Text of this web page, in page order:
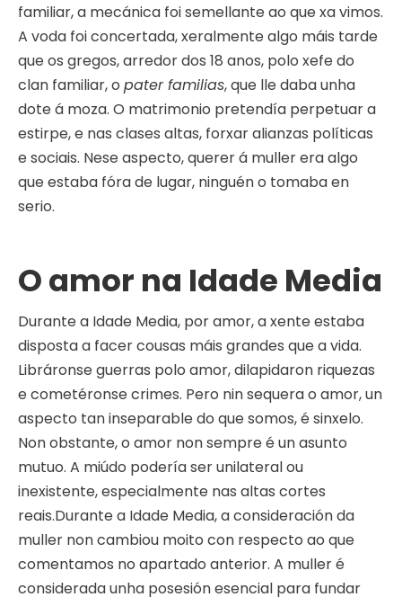
familiar, a mecánica foi semellante ao que xa vimos.
A voda foi concertada, xeralmente algo máis tarde
que os gregos, arredor dos 18 anos, polo xefe do
clan familiar, o pater familias, que lle daba unha
dote á moza. O matrimonio pretendía perpetuar a
estirpe, e nas clases altas, forxar alianzas políticas
e sociais. Nese aspecto, querer á muller era algo
que estaba fóra de lugar, ninguén o tomaba en
serio.
O amor na Idade Media
Durante a Idade Media, por amor, a xente estaba
disposta a facer cousas máis grandes que a vida.
Libráronse guerras polo amor, dilapidaron riquezas
e cometéronse crimes. Pero nin sequera o amor, un
aspecto tan inseparable do que somos, é sinxelo.
Non obstante, o amor non sempre é un asunto
mutuo. A miúdo podería ser unilateral ou
inexistente, especialmente nas altas cortes
reais.Durante a Idade Media, a consideración da
muller non cambiou moito con respecto ao que
comentamos no apartado anterior. A muller é
considerada unha posesión esencial para fundar